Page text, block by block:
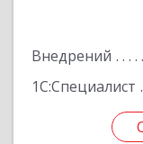
Внедрений
1С:Специалист